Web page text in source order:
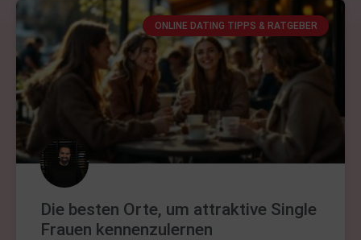
ONLINE DATING TIPPS & RATGEBER
Die besten Orte, um attraktive Single
Frauen kennenzulernen